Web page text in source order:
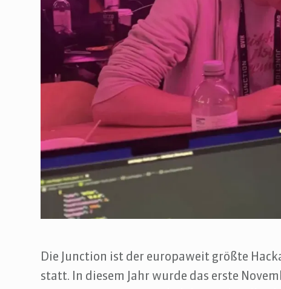
Die Junction ist der europaweit größte
statt. In diesem Jahr wurde das erste